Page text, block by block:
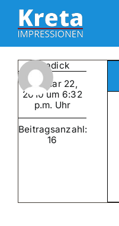
Zum
Inhalt
springen
kretadick
Februar 22,
2010 um 6:32
p.m. Uhr
Beitragsanzahl:
16